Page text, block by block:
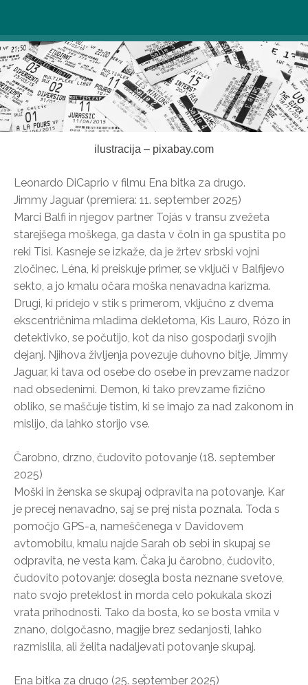
ilustracija – pixabay.com
Leonardo DiCaprio v filmu Ena bitka za drugo.
Jimmy Jaguar (premiera: 11. september 2025)
Marci Balfi in njegov partner Tojás v transu zvežeta
starejšega moškega, ga dasta v čoln in ga spustita po
reki Tisi. Kasneje se izkaže, da je žrtev srbski vojni
zločinec. Léna, ki preiskuje primer, se vključi v Balfijevo
sekto, a jo kmalu očara moška nenavadna karizma.
Drugi, ki pridejo v stik s primerom, vključno z dvema
ekscentričnima mladima dekletoma, Kis Lauro, Rózo in
detektivko, se počutijo, kot da niso gospodarji svojih
dejanj. Njihova življenja povezuje duhovno bitje, Jimmy
Jaguar, ki tava od osebe do osebe in prevzame nadzor
nad obsedenimi. Demon, ki tako prevzame fizično
obliko, se maščuje tistim, ki se imajo za nad zakonom in
mislijo, da lahko storijo vse.
Čarobno, drzno, čudovito potovanje (18. september
2025)
Moški in ženska se skupaj odpravita na potovanje. Kar
je precej nenavadno, saj se prej nista poznala. Toda s
pomočjo GPS-a, nameščenega v Davidovem
avtomobilu, kmalu najde Sarah ob sebi in skupaj se
odpravita, ne vesta kam. Čaka ju čarobno, čudovito,
čudovito potovanje: dosegla bosta neznane svetove,
nato svojo preteklost in morda celo pokukala skozi
vrata prihodnosti. Tako da bosta, ko se bosta vrnila v
znano, dolgočasno, magije brez sedanjosti, lahko
razmislila, ali želita nadaljevati potovanje skupaj.
Ena bitka za drugo (25. september 2025)